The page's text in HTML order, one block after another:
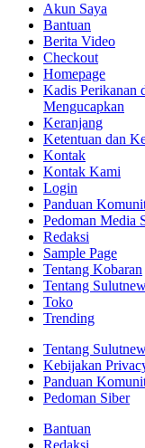
Akun Saya
Bantuan
Berita Video
Checkout
Homepage
Kadis Perikanan
Mengucapkan
Keranjang
Ketentuan dan
Kontak
Kontak Kami
Login
Panduan
Pedoman Media
Redaksi
Sample Page
Tentang Kobaran
Tentang
Toko
Trending
Tentang
Kebijakan
Panduan
Pedoman Siber
Bantuan